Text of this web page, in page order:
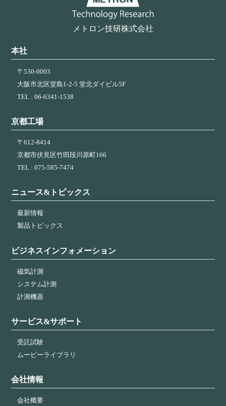
メトロン技研株式会社
本社
〒530-0003
大阪市北区堂島1-2-5 堂北ダイビル5F
TEL : 06-6341-1538
京都工場
〒612-8414
京都市伏見区竹田段川原町166
TEL : 075-585-7474
ニュース&トピックス
最新情報
製品トピックス
ビジネスインフォメーション
磁気計測
システム計測
計測機器
サービス&サポート
受託試験
ムービーライブラリ
会社情報
会社概要